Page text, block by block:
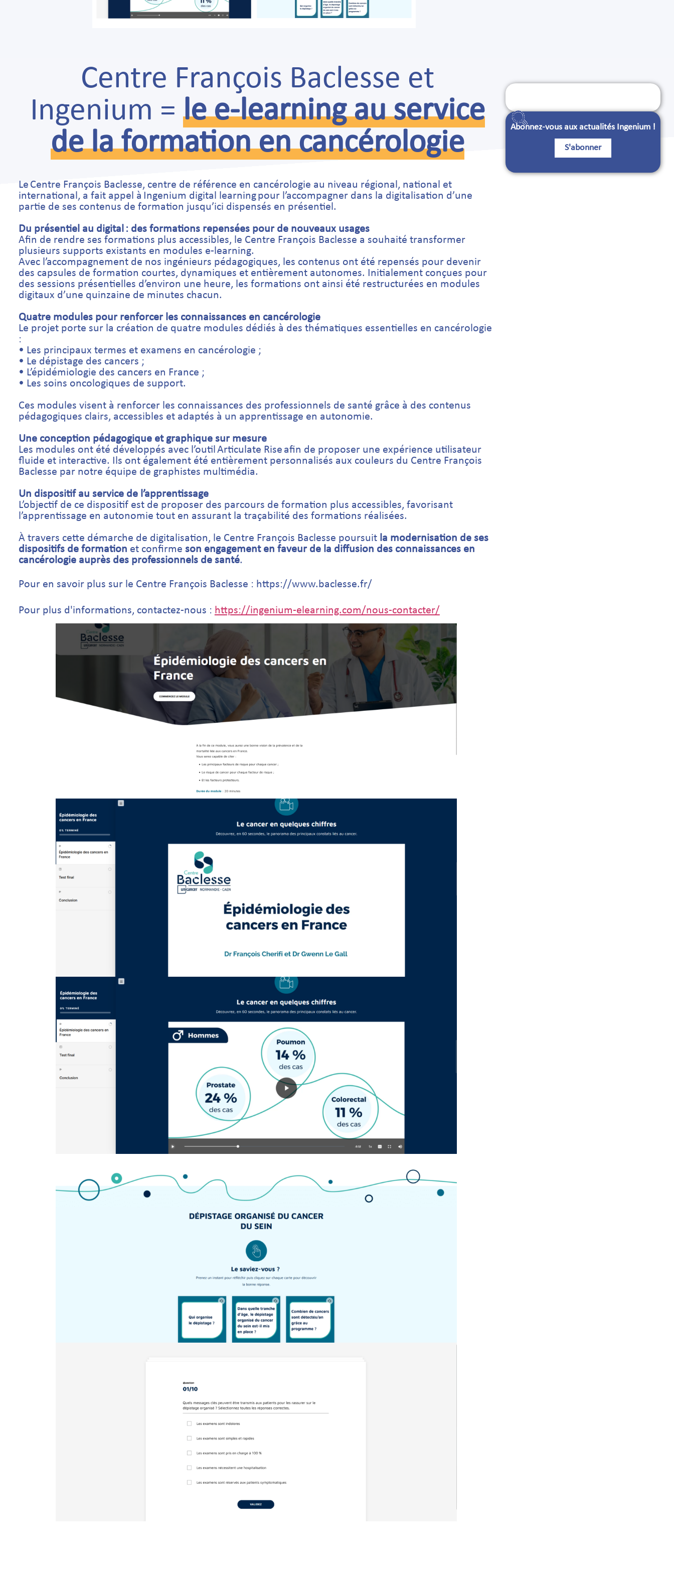
Centre François Baclesse et
Ingenium = le e-learning au service
de la formation en cancérologie
Le Centre François Baclesse, centre de référence en cancérologie au niveau régional, national et
international, a fait appel à Ingenium digital learning pour l’accompagner dans la digitalisation d’une
partie de ses contenus de formation jusqu’ici dispensés en présentiel.
Du présentiel au digital : des formations repensées pour de nouveaux usages
Afin de rendre ses formations plus accessibles, le Centre François Baclesse a souhaité transformer
plusieurs supports existants en modules e-learning.
Avec l’accompagnement de nos ingénieurs pédagogiques, les contenus ont été repensés pour devenir
des capsules de formation courtes, dynamiques et entièrement autonomes. Initialement conçues pour
des sessions présentielles d’environ une heure, les formations ont ainsi été restructurées en modules
digitaux d’une quinzaine de minutes chacun.
Quatre modules pour renforcer les connaissances en cancérologie
Le projet porte sur la création de quatre modules dédiés à des thématiques essentielles en cancérologie
:
• Les principaux termes et examens en cancérologie ;
• Le dépistage des cancers ;
• L’épidémiologie des cancers en France ;
• Les soins oncologiques de support.
Ces modules visent à renforcer les connaissances des professionnels de santé grâce à des contenus
pédagogiques clairs, accessibles et adaptés à un apprentissage en autonomie.
Une conception pédagogique et graphique sur mesure
Les modules ont été développés avec l’outil Articulate Rise afin de proposer une expérience utilisateur
fluide et interactive. Ils ont également été entièrement personnalisés aux couleurs du Centre François
Baclesse par notre équipe de graphistes multimédia.
Un dispositif au service de l’apprentissage
L’objectif de ce dispositif est de proposer des parcours de formation plus accessibles, favorisant
l’apprentissage en autonomie tout en assurant la traçabilité des formations réalisées.
À travers cette démarche de digitalisation, le Centre François Baclesse poursuit la modernisation de ses
dispositifs de formation et confirme son engagement en faveur de la diffusion des connaissances en
cancérologie auprès des professionnels de santé.
Pour en savoir plus sur le Centre François Baclesse : https://www.baclesse.fr/
Pour plus d'informations, contactez-nous : https://ingenium-elearning.com/nous-contacter/
Abonnez-vous aux actualités Ingenium !
S'abonner